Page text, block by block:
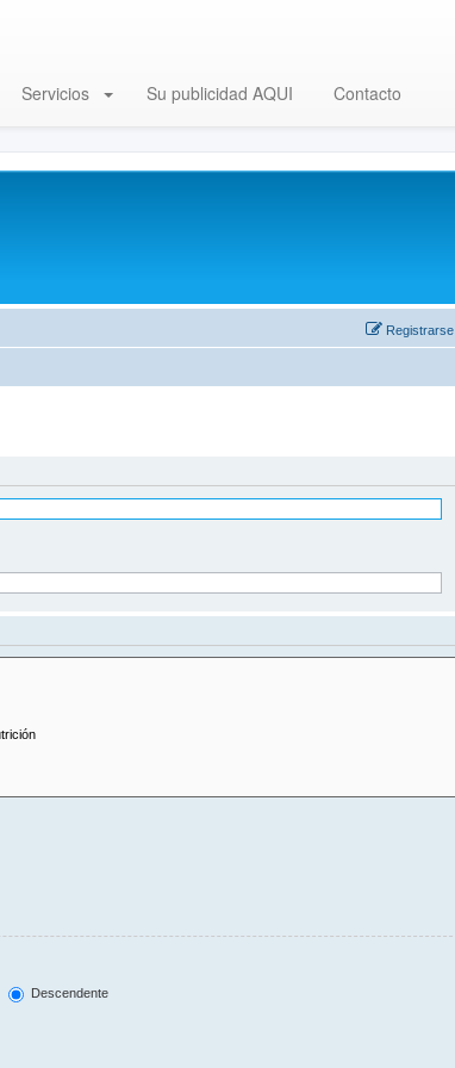
Servicios Su publicidad AQUI Contacto
Registrarse
Descendente